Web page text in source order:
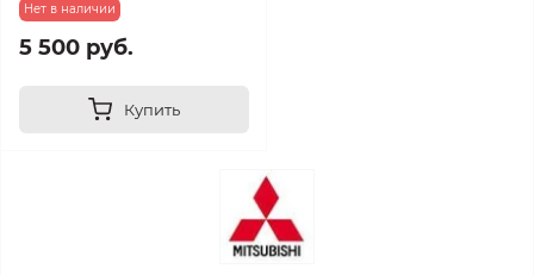
Нет в наличии
5 500 руб.
Купить